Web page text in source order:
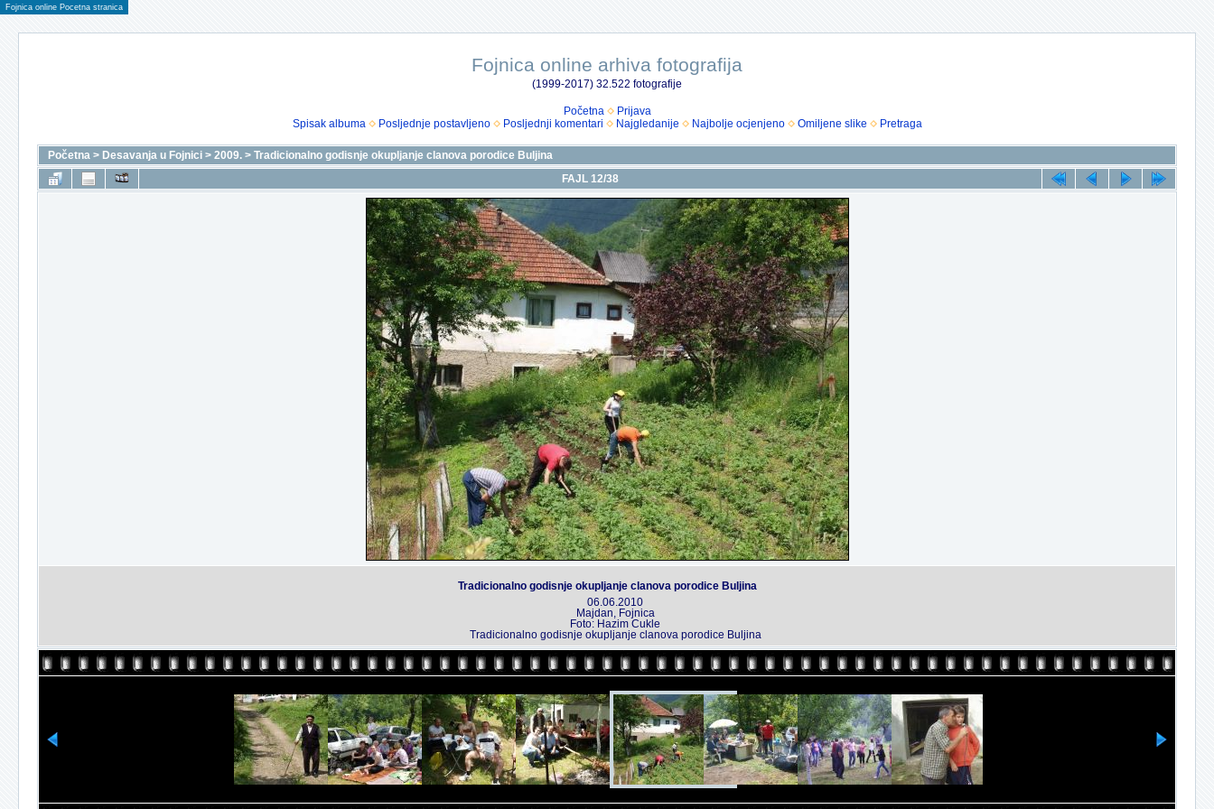
Fojnica online Pocetna stranica
Fojnica online arhiva fotografija
(1999-2017) 32.522 fotografije
Početna
Prijava
Spisak albuma
Posljednje postavljeno Posljednji komentari Najgledanije Najbolje ocjenjeno Omiljene slike Pretraga
Početna > Desavanja u Fojnici > 2009. > Tradicionalno godisnje okupljanje clanova porodice Buljina
FAJL 12/38
Tradicionalno godisnje okupljanje clanova porodice Buljina
06.06.2010
Majdan, Fojnica
Foto: Hazim Cukle
Tradicionalno godisnje okupljanje clanova porodice Buljina